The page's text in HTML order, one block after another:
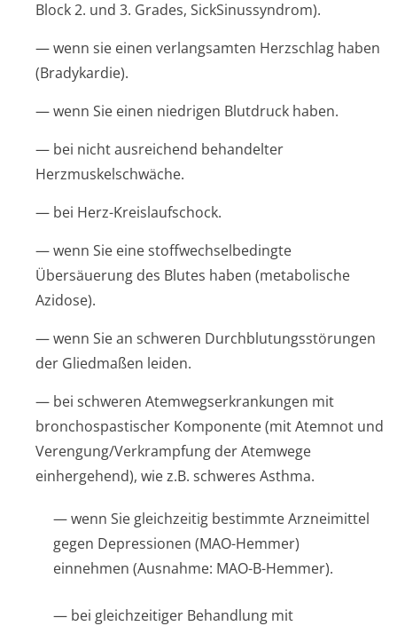
Block 2. und 3. Grades, SickSinussyndrom).
— wenn sie einen verlangsamten Herzschlag haben
(Bradykardie).
— wenn Sie einen niedrigen Blutdruck haben.
— bei nicht ausreichend behandelter
Herzmuskelschwäche.
— bei Herz-Kreislaufschock.
— wenn Sie eine stoffwechselbe­dingte
Übersäuerung des Blutes haben (metabolische
Azidose).
— wenn Sie an schweren Durchblutungsstörun­gen
der Gliedmaßen leiden.
— bei schweren Atemwegserkran­kungen mit
bronchospastischer Komponente (mit Atemnot und
Verengung/Ver­krampfung der Atemwege
einhergehend), wie z.B. schweres Asthma.
— wenn Sie gleichzeitig bestimmte Arzneimittel
gegen Depressionen (MAO-Hemmer)
einnehmen (Ausnahme: MAO-B-Hemmer).
— bei gleichzeitiger Behandlung mit